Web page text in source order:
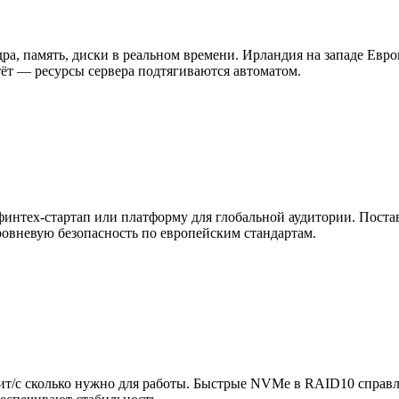
память, диски в реальном времени. Ирландия на западе
— ресурсы сервера подтягиваются автоматом.
стартап или платформу для глобальной аудитории.
безопасность по европейским стандартам.
с сколько нужно для работы. Быстрые NVMe в RAID10